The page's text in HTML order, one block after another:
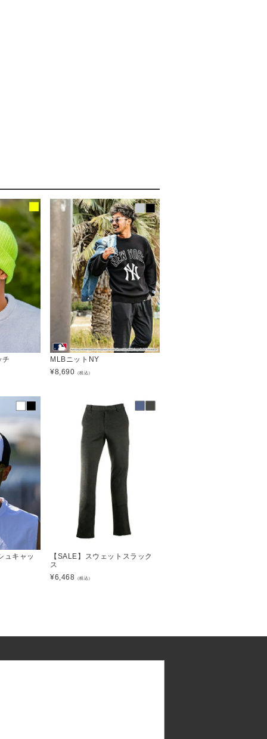
チ
MLBニットNY
¥8,690 （税込）
ュキャッ
【SALE】スウェットスラック
ス
¥6,468 （税込）